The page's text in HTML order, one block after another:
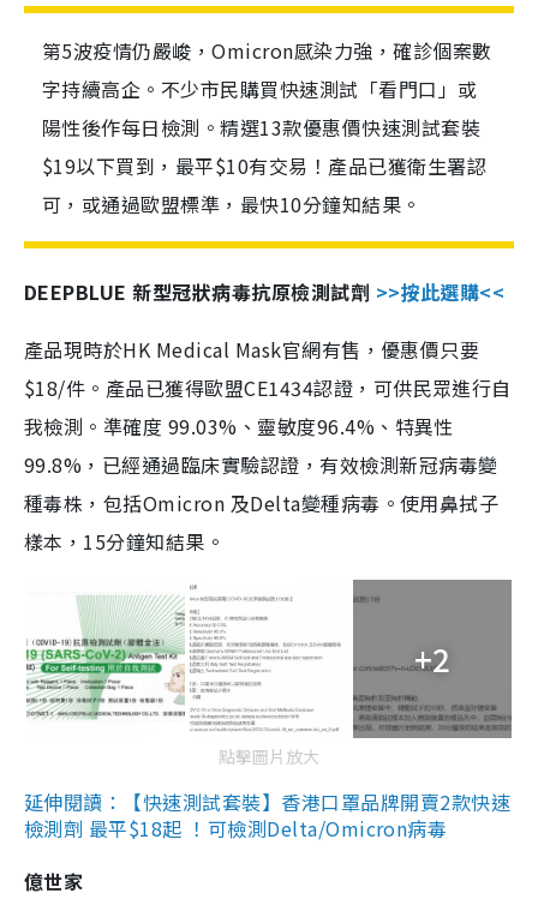
第5波疫情仍嚴峻，Omicron感染力強，確診個案數
字持續高企。不少市民購買快速測試「看門口」或
陽性後作每日檢測。精選13款優惠價快速測試套裝
$19以下買到，最平$10有交易！產品已獲衛生署認
可，或通過歐盟標準，最快10分鐘知結果。
DEEPBLUE 新型冠狀病毒抗原檢測試劑 >>按此選購<<
產品現時於HK Medical Mask官網有售，優惠價只要
$18/件。產品已獲得歐盟CE1434認證，可供民眾進行自
我檢測。準確度 99.03%、靈敏度96.4%、特異性
99.8%，已經通過臨床實驗認證，有效檢測新冠病毒變
種毒株，包括Omicron 及Delta變種病毒。使用鼻拭子
樣本，15分鐘知結果。
+2
點擊圖片放大
延伸閱讀：【快速測試套裝】香港口罩品牌開賣2款快速
檢測劑 最平$18起 ！可檢測Delta/Omicron病毒
億世家